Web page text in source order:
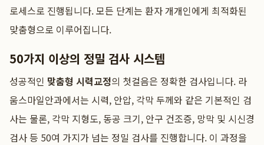
로세스로 진행됩니다. 모든 단계는 환자 개개인에게 최적화된
맞춤형으로 이루어집니다.
50가지 이상의 정밀 검사 시스템
성공적인 맞춤형 시력교정의 첫걸음은 정확한 검사입니다. 라
움스마일안과에서는 시력, 안압, 각막 두께와 같은 기본적인 검
사는 물론, 각막 지형도, 동공 크기, 안구 건조증, 망막 및 시신경
검사 등 50여 가지가 넘는 정밀 검사를 진행합니다. 이 과정을